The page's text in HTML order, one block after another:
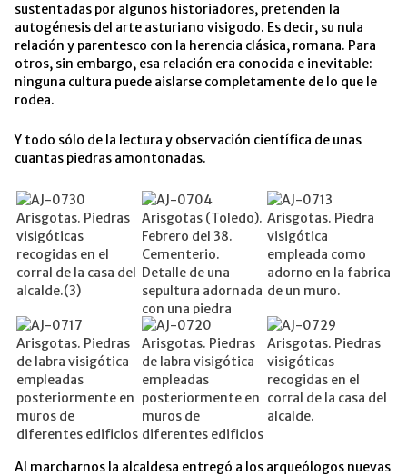
sustentadas por algunos historiadores, pretenden la
autogénesis del arte asturiano visigodo. Es decir, su nula
relación y parentesco con la herencia clásica, romana. Para
otros, sin embargo, esa relación era conocida e inevitable:
ninguna cultura puede aislarse completamente de lo que le
rodea.
Y todo sólo de la lectura y observación científica de unas
cuantas piedras amontonadas.
Al marcharnos la alcaldesa entregó a los arqueólogos nuevas